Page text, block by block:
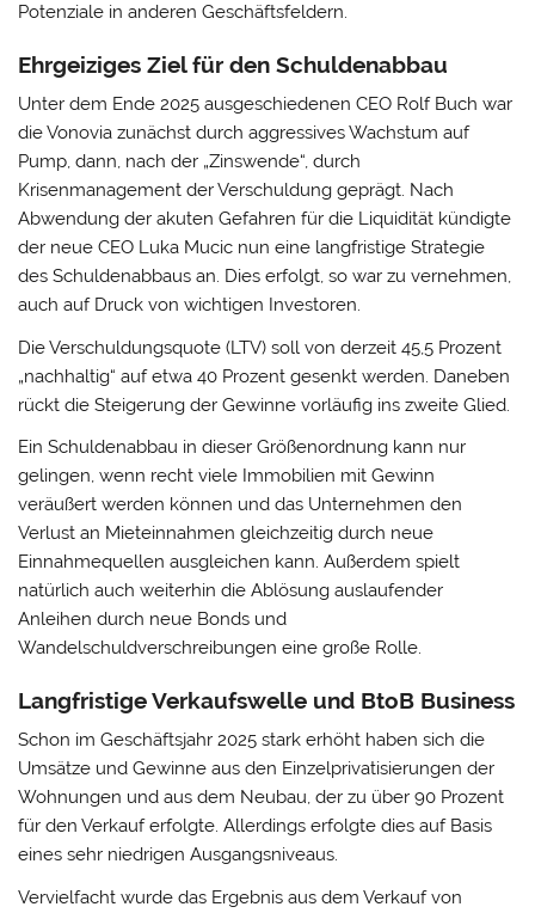
Potenziale in anderen Geschäftsfeldern.
Ehrgeiziges Ziel für den Schuldenabbau
Unter dem Ende 2025 ausgeschiedenen CEO Rolf Buch war
die Vonovia zunächst durch aggressives Wachstum auf
Pump, dann, nach der „Zinswende“, durch
Krisenmanagement der Verschuldung geprägt. Nach
Abwendung der akuten Gefahren für die Liquidität kündigte
der neue CEO Luka Mucic nun eine langfristige Strategie
des Schuldenabbaus an. Dies erfolgt, so war zu vernehmen,
auch auf Druck von wichtigen Investoren.
Die Verschuldungsquote (LTV) soll von derzeit 45,5 Prozent
„nachhaltig“ auf etwa 40 Prozent gesenkt werden. Daneben
rückt die Steigerung der Gewinne vorläufig ins zweite Glied.
Ein Schuldenabbau in dieser Größenordnung kann nur
gelingen, wenn recht viele Immobilien mit Gewinn
veräußert werden können und das Unternehmen den
Verlust an Mieteinnahmen gleichzeitig durch neue
Einnahmequellen ausgleichen kann. Außerdem spielt
natürlich auch weiterhin die Ablösung auslaufender
Anleihen durch neue Bonds und
Wandelschuldverschreibungen eine große Rolle.
Langfristige Verkaufswelle und BtoB Business
Schon im Geschäftsjahr 2025 stark erhöht haben sich die
Umsätze und Gewinne aus den Einzelprivatisierungen der
Wohnungen und aus dem Neubau, der zu über 90 Prozent
für den Verkauf erfolgte. Allerdings erfolgte dies auf Basis
eines sehr niedrigen Ausgangsniveaus.
Vervielfacht wurde das Ergebnis aus dem Verkauf von